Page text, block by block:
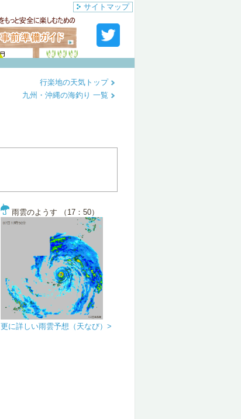
サイトマップ
行楽地の天気トップ
九州・沖縄の海釣り 一覧
雨雲のようす （17：50）
更に詳しい雨雲予想（天なび）>